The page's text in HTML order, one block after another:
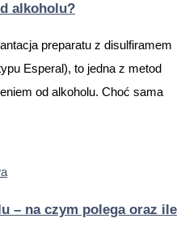
alkoholu?
preparatu z disulfiramem
Esperal), to jedna z metod
od alkoholu. Choć sama
– na czym polega oraz ile